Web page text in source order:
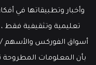
وأخبار وتطبيقاتها في
تعليمية وتثقيفية فقط ،
أسواق الفوركس والأسهم /
بأن المعلومات